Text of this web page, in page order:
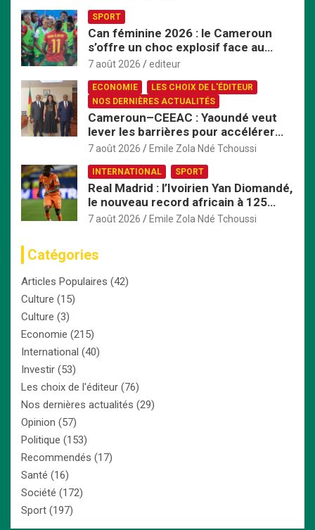
SPORT
Can féminine 2026 : le Cameroun
s’offre un choc explosif face au
Nigeria en quart de finale
7 août 2026 editeur
ECONOMIE
LES CHOIX DE L'ÉDITEUR
NOS DERNIÈRES ACTUALITÉS
Cameroun–CEEAC : Yaoundé veut
lever les barrières pour accélérer
l’intégration économique
7 août 2026 Emile Zola Ndé Tchoussi
INTERNATIONAL SPORT
Real Madrid : l’Ivoirien Yan Diomandé,
le nouveau record africain à 125
millions d’euros
7 août 2026 Emile Zola Ndé Tchoussi
Catégories
Articles Populaires (42)
Culture (15)
Culture (3)
Economie (215)
International (40)
Investir (53)
Les choix de l'éditeur (76)
Nos dernières actualités (29)
Opinion (57)
Politique (153)
Recommendés (17)
Santé (16)
Société (172)
Sport (197)